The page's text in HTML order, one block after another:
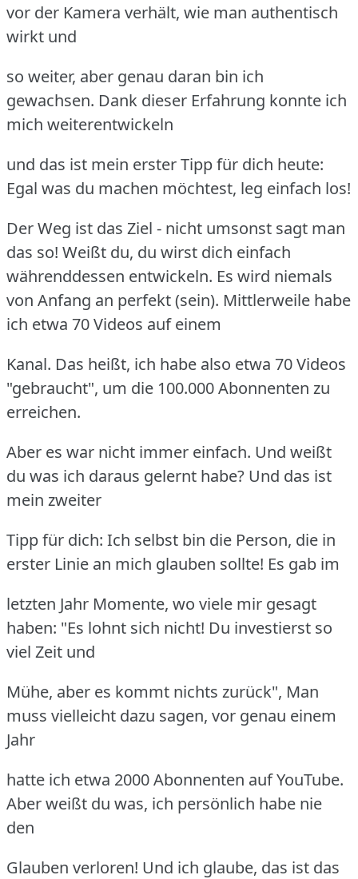
vor der Kamera verhält, wie man authentisch
wirkt und
so weiter, aber genau daran bin ich
gewachsen. Dank dieser Erfahrung konnte ich
mich weiterentwickeln
und das ist mein erster Tipp für dich heute:
Egal was du machen möchtest, leg einfach los!
Der Weg ist das Ziel - nicht umsonst sagt man
das so! Weißt du, du wirst dich einfach
währenddessen entwickeln. Es wird niemals
von Anfang an perfekt (sein). Mittlerweile habe
ich etwa 70 Videos auf einem
Kanal. Das heißt, ich habe also etwa 70 Videos
"gebraucht", um die 100.000 Abonnenten zu
erreichen.
Aber es war nicht immer einfach. Und weißt
du was ich daraus gelernt habe? Und das ist
mein zweiter
Tipp für dich: Ich selbst bin die Person, die in
erster Linie an mich glauben sollte! Es gab im
letzten Jahr Momente, wo viele mir gesagt
haben: "Es lohnt sich nicht! Du investierst so
viel Zeit und
Mühe, aber es kommt nichts zurück", Man
muss vielleicht dazu sagen, vor genau einem
Jahr
hatte ich etwa 2000 Abonnenten auf YouTube.
Aber weißt du was, ich persönlich habe nie
den
Glauben verloren! Und ich glaube, das ist das